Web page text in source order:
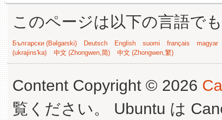
このページは以下の言語で
Български (Bəlgarski) Deutsch English suomi français
magyar
(ukrajins'ka)
中文 (Zhongwen,简) 中文 (Zhongwen,繁)
Content Copyright © 2026
覧ください。 Ubuntu は